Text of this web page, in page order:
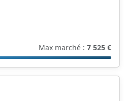
Max marché : 7 525 €